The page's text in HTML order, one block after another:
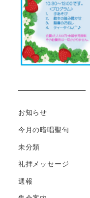
お知らせ
今月の暗唱聖句
未分類
礼拝メッセージ
週報